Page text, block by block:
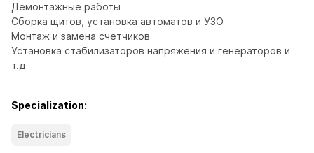
Демонтажные работы
Сборка щитов, установка автоматов и УЗО
Монтаж и замена счетчиков
Установка стабилизаторов напряжения и генераторов и
т.д
Specialization:
Electricians